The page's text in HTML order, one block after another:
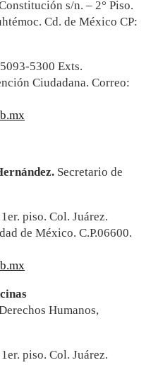
s/n. – 2° Piso.
Cd. de México CP:
5300 Exts.
Ciudadana. Correo:
Secretario de
piso. Col. Juárez.
de México. C.P.06600.
Humanos,
piso. Col. Juárez.